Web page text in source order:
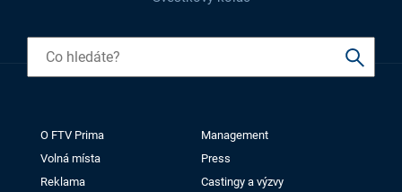
O FTV Prima
Management
Volná místa
Press
Reklama
Castingy a výzvy